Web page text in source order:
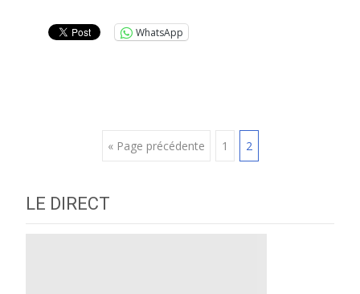
WhatsApp
Posts
navigation
« Page précédente 1 2
LE DIRECT